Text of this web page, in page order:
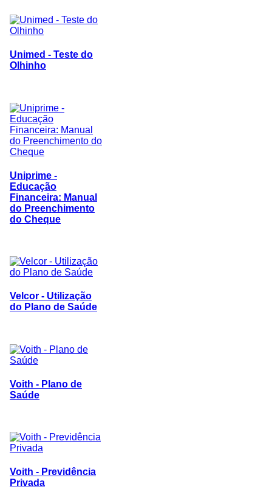
Unimed - Teste do
Olhinho
Uniprime -
Educação
Financeira: Manual
do Preenchimento
do Cheque
Velcor - Utilização
do Plano de Saúde
Voith - Plano de
Saúde
Voith - Previdência
Privada